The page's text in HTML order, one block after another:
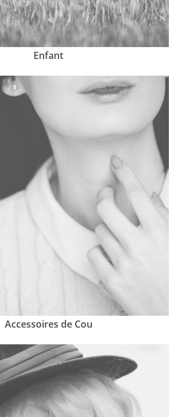
Enfant
Accessoires de Cou